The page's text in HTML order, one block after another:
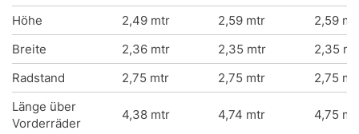
Höhe 2,49 mtr 2,59 mtr
2,59
Breite
2,36 mtr 2,35 mtr
2,35
Radstand
2,75 mtr 2,75 mtr
2,75
Länge über
Vorderräder
4,38 mtr 4,74 mtr 4,75